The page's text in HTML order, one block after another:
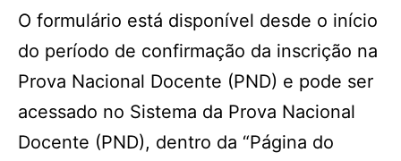
O formulário está disponível desde o início
do período de confirmação da inscrição na
Prova Nacional Docente (PND) e pode ser
acessado no Sistema da Prova Nacional
Docente (PND), dentro da “Página do